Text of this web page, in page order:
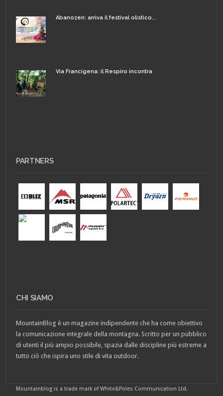
Abanozen: arriva il festival olistico...
Via Francigena: il Respiro incontra
PARTNERS
CHI SIAMO
MountainBlog è un magazine indipendente che ha come obiettivo
la comunicazione integrale della montagna. Scritto per un pubblico
di utenti il più ampio possibile, spazia dalle discipline più estreme a
tutto ciò che ispira uno stile di vita outdoor.
Mountainblog is a trade mark of White&Poles Communication Ltd.